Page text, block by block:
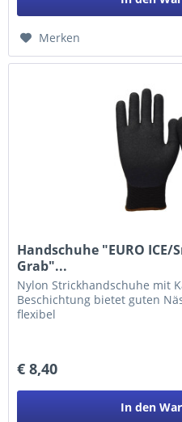
Merken
Handschuhe "EURO
Grab"...
Nylon Strickhandschuhe mit
Beschichtung bietet guten
flexibel
€ 8,40
In den